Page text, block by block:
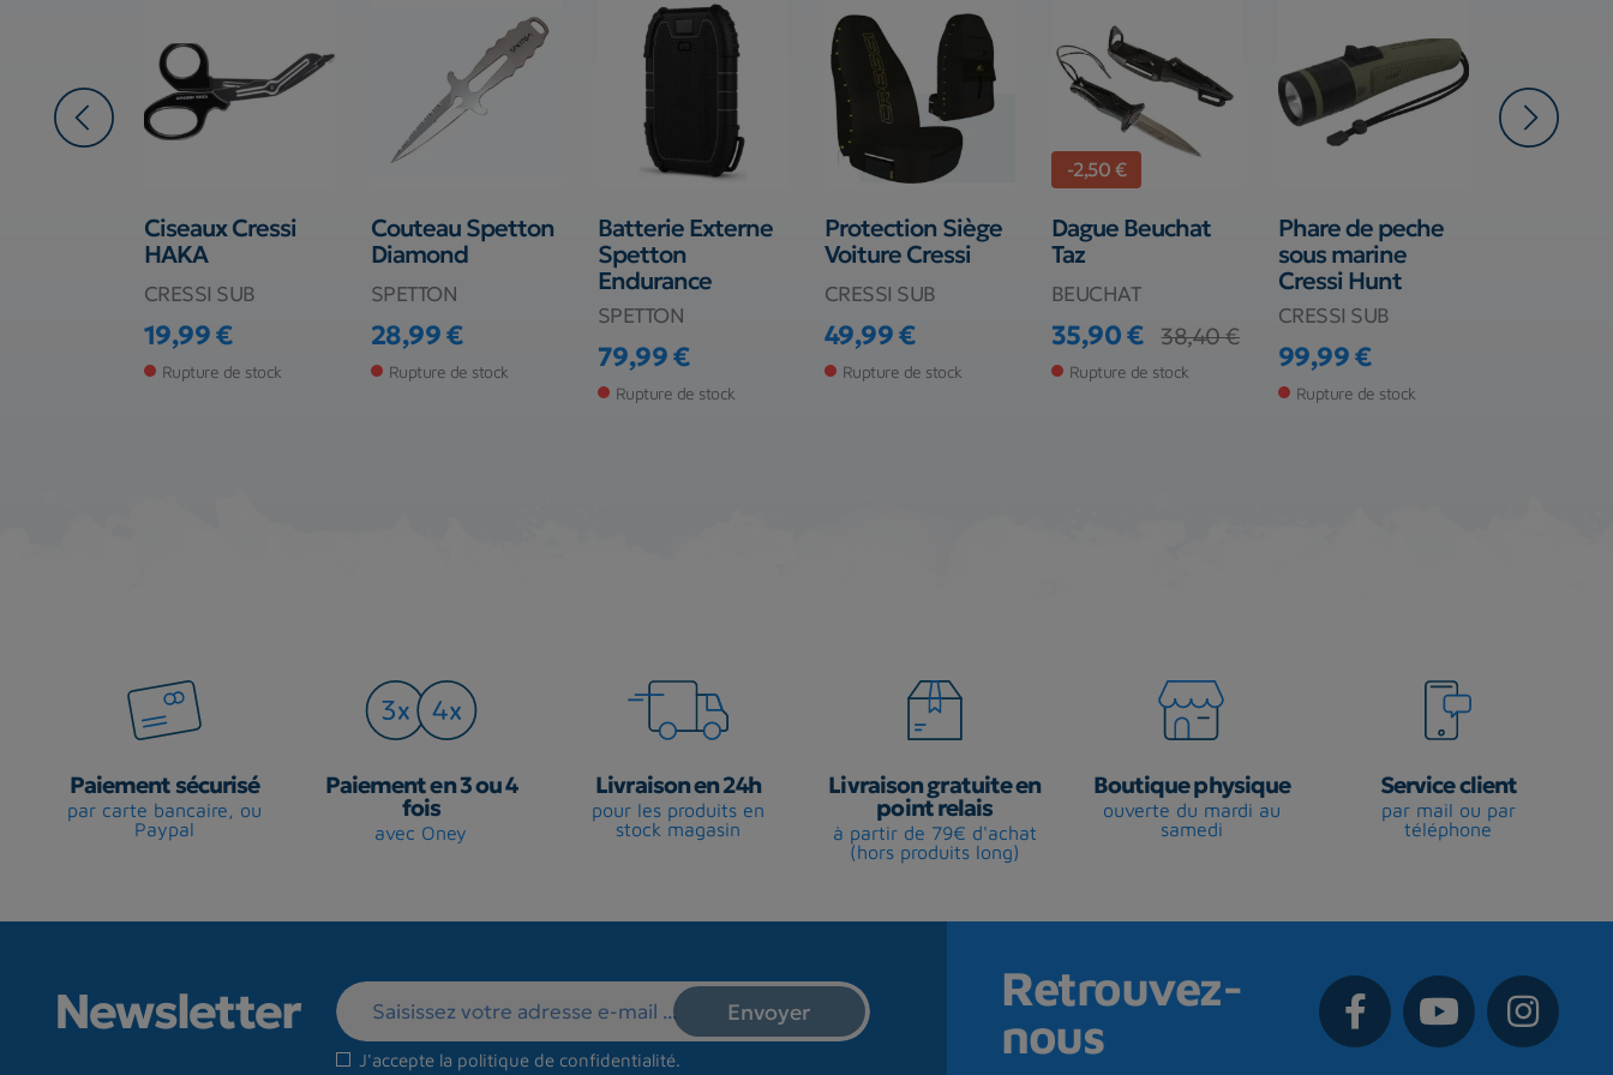
Ciseaux Cressi
HAKA
CRESSI SUB
Prix
19,99 €
Rupture de stock
Couteau Spetton
Diamond
SPETTON
Prix
28,99 €
Rupture de stock
Batterie Externe
Spetton
Endurance
SPETTON
Prix
79,99 €
Rupture de stock
Protection Siège
Voiture Cressi
CRESSI SUB
Prix
49,99 €
Rupture de stock
-2,50 €
Dague Beuchat
Taz
BEUCHAT
Prix
35,90 €
Prix de base
38,40 €
Rupture de stock
Phare de peche
sous marine
Cressi Hunt
CRESSI SUB
Prix
99,99 €
Rupture de stock
Paiement sécurisé
par carte bancaire, ou
Paypal
Paiement en 3 ou 4
fois
avec Oney
Livraison en 24h
pour les produits en
stock magasin
Livraison gratuite en
point relais
à partir de 79€ d'achat
(hors produits long)
Boutique physique
ouverte du mardi au
samedi
Service client
par mail ou par
téléphone
Newsletter
J'accepte la politique de confidentialité.
Retrouvez-
nous